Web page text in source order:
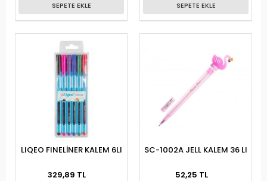
SEPETE EKLE SEPETE EKLE
LIQEO FINELİNER KALEM 6LI
329,89 TL
SC-1002A JELL KALEM 36 LI
52,25 TL